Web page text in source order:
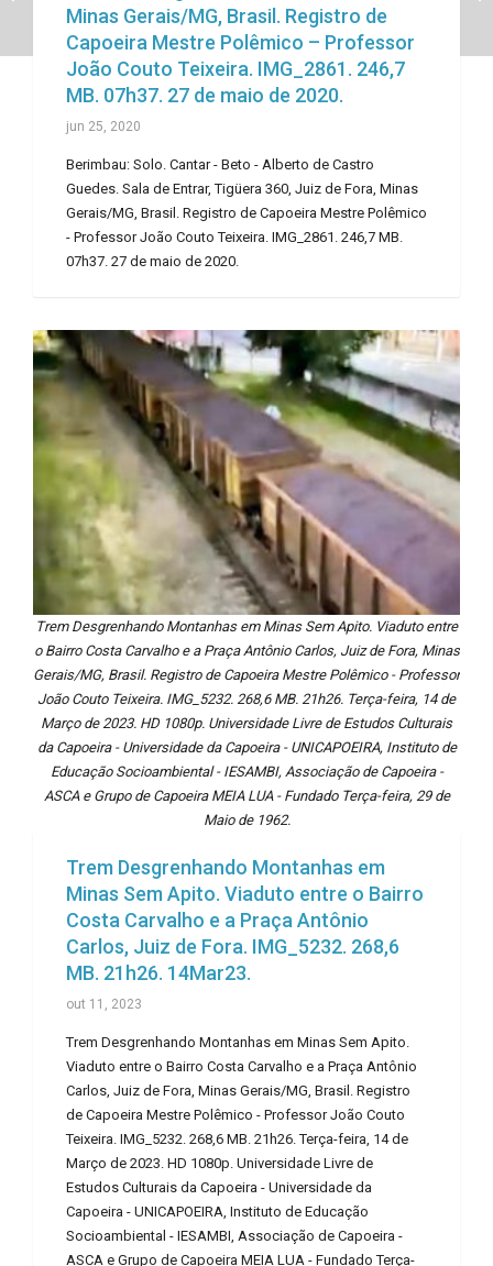
Minas Gerais/MG, Brasil. Registro de
Capoeira Mestre Polêmico – Professor
João Couto Teixeira. IMG_2861. 246,7
MB. 07h37. 27 de maio de 2020.
jun 25, 2020
Berimbau: Solo. Cantar - Beto - Alberto de Castro
Guedes. Sala de Entrar, Tigüera 360, Juiz de Fora, Minas
Gerais/MG, Brasil. Registro de Capoeira Mestre Polêmico
- Professor João Couto Teixeira. IMG_2861. 246,7 MB.
07h37. 27 de maio de 2020.
Trem Desgrenhando Montanhas em Minas Sem Apito. Viaduto entre
o Bairro Costa Carvalho e a Praça Antônio Carlos, Juiz de Fora, Minas
Gerais/MG, Brasil. Registro de Capoeira Mestre Polêmico - Professor
João Couto Teixeira. IMG_5232. 268,6 MB. 21h26. Terça-feira, 14 de
Março de 2023. HD 1080p. Universidade Livre de Estudos Culturais
da Capoeira - Universidade da Capoeira - UNICAPOEIRA, Instituto de
Educação Socioambiental - IESAMBI, Associação de Capoeira -
ASCA e Grupo de Capoeira MEIA LUA - Fundado Terça-feira, 29 de
Maio de 1962.
Trem Desgrenhando Montanhas em
Minas Sem Apito. Viaduto entre o Bairro
Costa Carvalho e a Praça Antônio
Carlos, Juiz de Fora. IMG_5232. 268,6
MB. 21h26. 14Mar23.
out 11, 2023
Trem Desgrenhando Montanhas em Minas Sem Apito.
Viaduto entre o Bairro Costa Carvalho e a Praça Antônio
Carlos, Juiz de Fora, Minas Gerais/MG, Brasil. Registro
de Capoeira Mestre Polêmico - Professor João Couto
Teixeira. IMG_5232. 268,6 MB. 21h26. Terça-feira, 14 de
Março de 2023. HD 1080p. Universidade Livre de
Estudos Culturais da Capoeira - Universidade da
Capoeira - UNICAPOEIRA, Instituto de Educação
Socioambiental - IESAMBI, Associação de Capoeira -
ASCA e Grupo de Capoeira MEIA LUA - Fundado Terça-